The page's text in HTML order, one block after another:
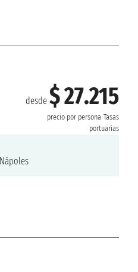
desde $ 27.215
precio por persona Tasas
portuarias
Nápoles